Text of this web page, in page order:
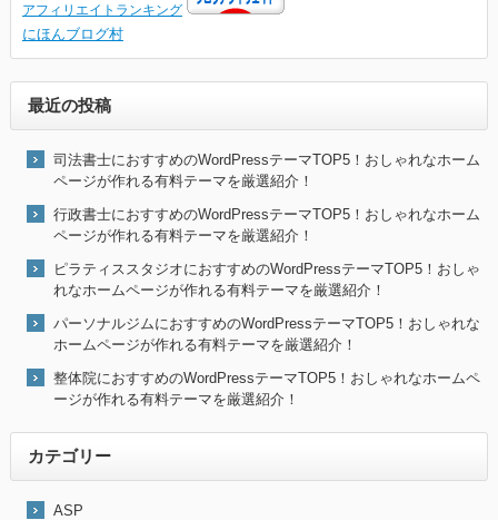
アフィリエイトランキング
にほんブログ村
最近の投稿
司法書士におすすめのWordPressテーマTOP5！おしゃれなホーム
ページが作れる有料テーマを厳選紹介！
行政書士におすすめのWordPressテーマTOP5！おしゃれなホーム
ページが作れる有料テーマを厳選紹介！
ピラティススタジオにおすすめのWordPressテーマTOP5！おしゃ
れなホームページが作れる有料テーマを厳選紹介！
パーソナルジムにおすすめのWordPressテーマTOP5！おしゃれな
ホームページが作れる有料テーマを厳選紹介！
整体院におすすめのWordPressテーマTOP5！おしゃれなホームペ
ージが作れる有料テーマを厳選紹介！
カテゴリー
ASP